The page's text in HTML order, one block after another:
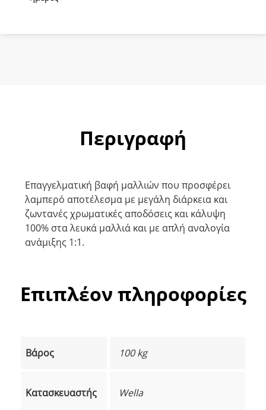
Περιγραφή
Eπαγγελματική βαφή μαλλιών που προσφέρει
λαμπερό αποτέλεσμα με μεγάλη διάρκεια και
ζωντανές χρωματικές αποδόσεις και κάλυψη
100% στα λευκά μαλλιά και με απλή αναλογία
ανάμιξης 1:1.
Επιπλέον πληροφορίες
Βάρος 100 kg
Κατασκευαστής Wella